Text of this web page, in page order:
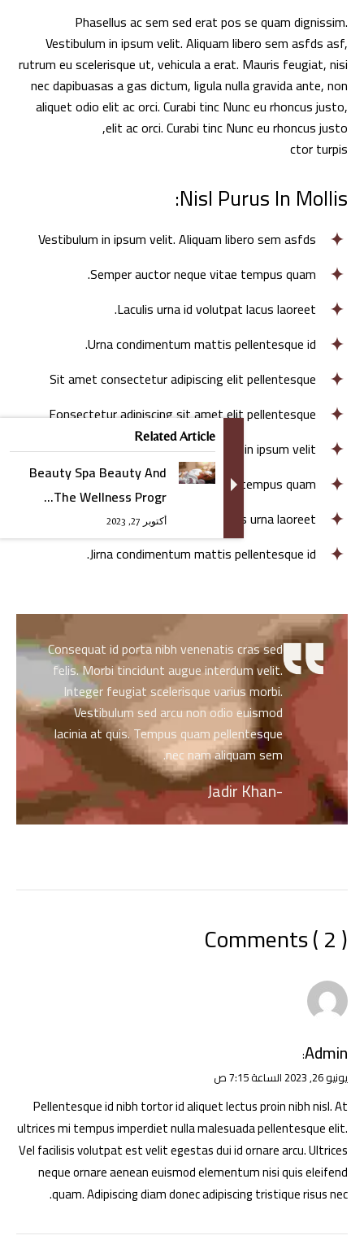
Phasellus ac sem sed erat pos se quam dignissim.
Vestibulum in ipsum velit. Aliquam libero sem asfds asf,
rutrum eu scelerisque ut, vehicula a erat. Mauris feugiat, nisi
nec dapibuasas a gas dictum, ligula nulla gravida ante, non
aliquet odio elit ac orci. Curabi tinc Nunc eu rhoncus justo,
elit ac orci. Curabi tinc Nunc eu rhoncus justo,
ctor turpis
Nisl Purus In Mollis:
Vestibulum in ipsum velit. Aliquam libero sem asfds
Semper auctor neque vitae tempus quam.
Laculis urna id volutpat lacus laoreet.
Urna condimentum mattis pellentesque id.
Sit amet consectetur adipiscing elit pellentesque
Fonsectetur adipiscing sit amet elit pellentesque
Aliquam libero sem asfds vestibulum in ipsum velit.
Zamper auctor neque vitae tempus quam.
Id volutpat lacus Iaculis urna laoreet.
Jirna condimentum mattis pellentesque id.
Consequat id porta nibh venenatis cras sed
felis. Morbi tincidunt augue interdum velit.
Integer feugiat scelerisque varius morbi.
Vestibulum sed arcu non odio euismod
lacinia at quis. Tempus quam pellentesque
nec nam aliquam sem.
-Jadir Khan
Comments ( 2 )
Admin
:
يونيو 26, 2023 الساعة 7:15 ص
Pellentesque id nibh tortor id aliquet lectus proin nibh nisl. At
ultrices mi tempus imperdiet nulla malesuada pellentesque elit.
Vel facilisis volutpat est velit egestas dui id ornare arcu. Ultrices
neque ornare aenean euismod elementum nisi quis eleifend
quam. Adipiscing diam donec adipiscing tristique risus nec.
Related Article
Beauty Spa Beauty And
The Wellness Progr...
أكتوبر 27, 2023